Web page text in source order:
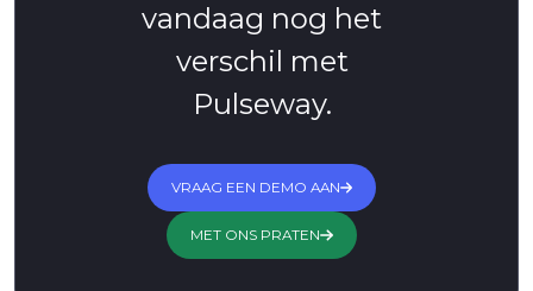
vandaag nog het
verschil met
Pulseway.
VRAAG EEN DEMO AAN
MET ONS PRATEN